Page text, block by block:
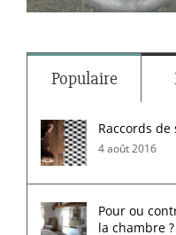
Populaire
Raccords
4 août 2016
Pour ou
la chambre ?